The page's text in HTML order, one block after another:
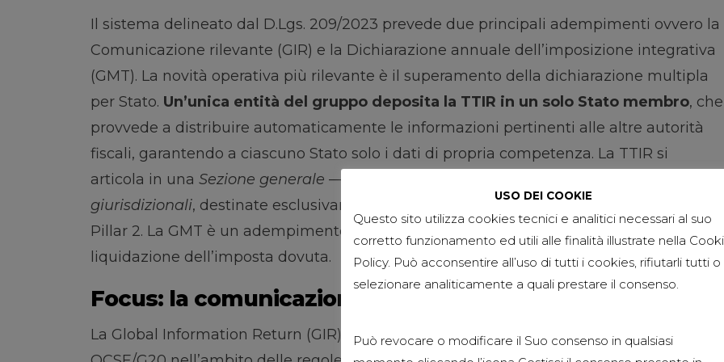
Il sistema delineato dal D.Lgs. 209/2023 prevede due principali adempimenti ovvero la
Comunicazione rilevante (GIR) e la Dichiarazione annuale dell’imposizione integrativa
(GMT). La novità operativa più rilevante è il superamento della dichiarazione multipla
per Stato. Un’unica entità del gruppo deposita la TTIR in un solo Stato membro, che
provvede a distribuire automaticamente le informazioni pertinenti alle altre autorità
fiscali, garantendo a ciascuno Stato solo i dati di propria competenza. La TTIR si
articola in una Sezione generale — trasmessa a tutti gli Stati coinvolti — e in
giurisdizionali, destinate esclusivamente agli Stati con diritti impositivi ai sensi del
Pillar 2. La GMT è un adempimento distinto dalla GIR, finalizzato alla determinazione e
liquidazione dell’imposta dovuta.
Focus: la comunicazione GMT e la GIR
La Global Information Return (GIR) è il modello informativo elaborato in sede
USO DEI COOKIE
Questo sito utilizza cookies tecnici e analitici necessari al suo
corretto funzionamento ed utili alle finalità illustrate nella
Policy. Può acconsentire all’uso di tutti i cookies, rifiutarli tutti o
selezionare analiticamente a quali prestare il consenso.
Può revocare o modificare il Suo consenso in qualsiasi